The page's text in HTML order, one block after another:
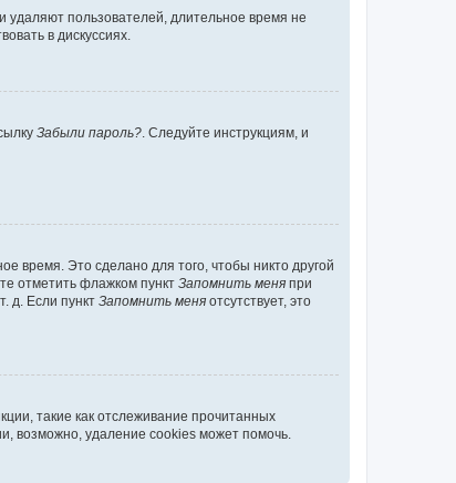
удаляют пользователей, длительное время не
в дискуссиях.
Забыли пароль?. Следуйте инструкциям, и
время. Это сделано для того, чтобы никто другой
отметить флажком пункт Запомнить меня при
д. Если пункт Запомнить меня отсутствует, это
такие как отслеживание прочитанных
возможно, удаление cookies может помочь.